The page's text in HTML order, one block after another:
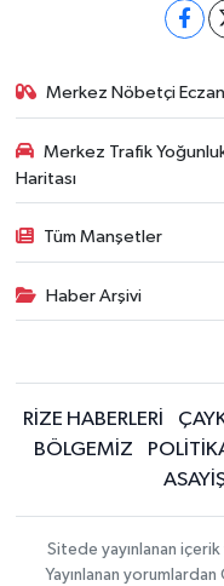
Merkez Nöbetçi
Merkez Trafik
Haritası
Tüm Manşetler
Haber Arşivi
RİZE HABERLERİ
BÖLGEMİZ
Sitede yayınlanan
Yayınlanan